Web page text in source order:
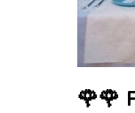
🌹🌹